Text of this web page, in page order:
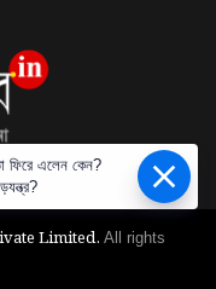
Limited. All rights
ফিরে এলেন কেন?